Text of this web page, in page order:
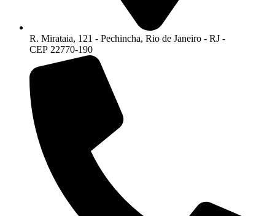
R. Mirataia, 121 - Pechincha, Rio de Janeiro - RJ -
CEP 22770-190